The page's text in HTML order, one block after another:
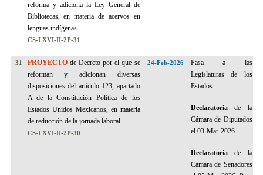
reforma y adiciona la Ley General de
Bibliotecas, en materia de acervos en
lenguas indígenas.
CS-LXVI-II-2P-31
31 PROYECTOde Decreto por el que se
reforman y adicionan diversas
disposiciones del artículo 123, apartado
A de la Constitución Política de los
Estados Unidos Mexicanos, en materia
de reducción de la jornada laboral.
CS-LXVI-II-2P-30
24-Feb-2026
Pasa a las
Legislaturas de los
Estados.
Declaratoria de la
Cámara de Diputados
el 03-Mar-2026.
Declaratoriade la
Cámara de Senadores